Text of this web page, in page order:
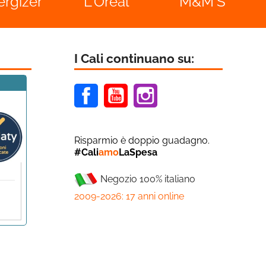
I Cali continuano su:
FacebookYoutube
Risparmio è doppio guadagno.
#CaliamoLaSpesa
Negozio 100% italiano
2009-2026: 17 anni online